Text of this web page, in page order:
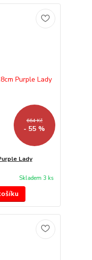
664 Kč
- 55 %
Lady
Skladem 3 ks